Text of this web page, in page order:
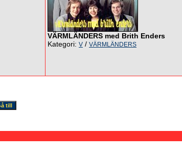
VÄRMLÄNDERS med Brith Enders
Kategori: V / VÄRMLÄNDERS